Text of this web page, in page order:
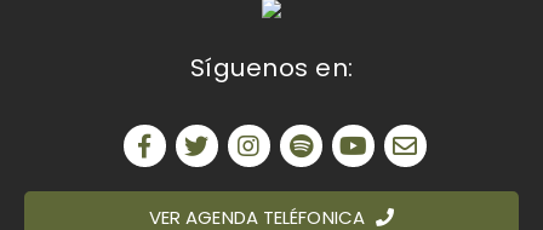
Síguenos en:
VER AGENDA TELÉFONICA